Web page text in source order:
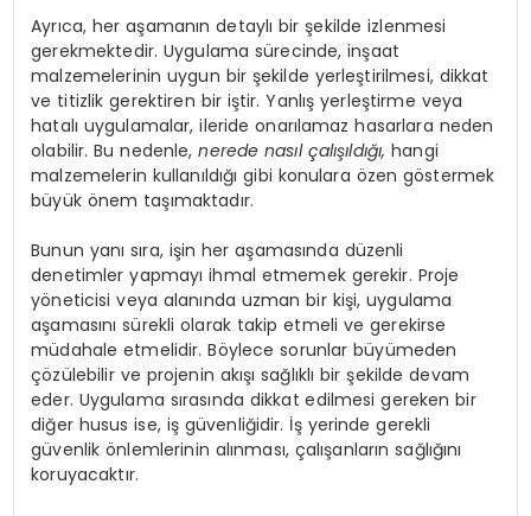
Ayrıca, her aşamanın detaylı bir şekilde izlenmesi
gerekmektedir. Uygulama sürecinde, inşaat
malzemelerinin uygun bir şekilde yerleştirilmesi, dikkat
ve titizlik gerektiren bir iştir. Yanlış yerleştirme veya
hatalı uygulamalar, ileride onarılamaz hasarlara neden
olabilir. Bu nedenle,nerede nasıl çalışıldığı, hangi
malzemelerin kullanıldığı gibi konulara özen göstermek
büyük önem taşımaktadır.
Bunun yanı sıra, işin her aşamasında düzenli
denetimler yapmayı ihmal etmemek gerekir. Proje
yöneticisi veya alanında uzman bir kişi, uygulama
aşamasını sürekli olarak takip etmeli ve gerekirse
müdahale etmelidir. Böylece sorunlar büyümeden
çözülebilir ve projenin akışı sağlıklı bir şekilde devam
eder. Uygulama sırasında dikkat edilmesi gereken bir
diğer husus ise, iş güvenliğidir. İş yerinde gerekli
güvenlik önlemlerinin alınması, çalışanların sağlığını
koruyacaktır.